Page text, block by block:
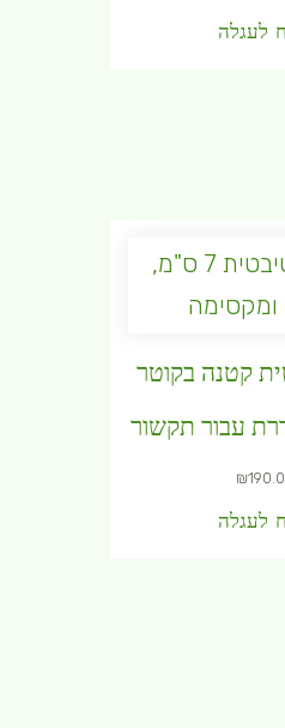
לעגלה
קטנה בקוטר
₪
לעגלה